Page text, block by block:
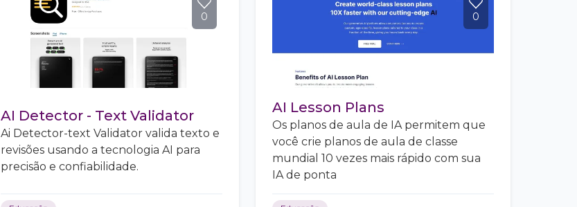
0
AI Detector - Text Validator
Ai Detector-text Validator valida texto e
revisões usando a tecnologia AI para
precisão e confiabilidade.
0
AI Lesson Plans
Os planos de aula de IA permitem que
você crie planos de aula de classe
mundial 10 vezes mais rápido com sua
IA de ponta